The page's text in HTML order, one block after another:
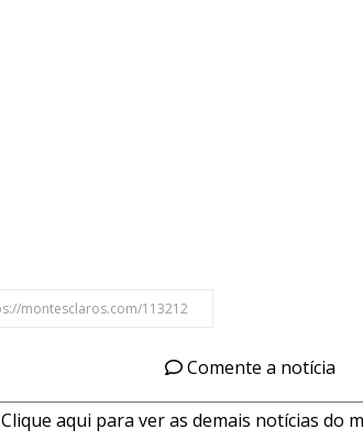
Comente a notícia
Clique aqui para ver as demais notícias do